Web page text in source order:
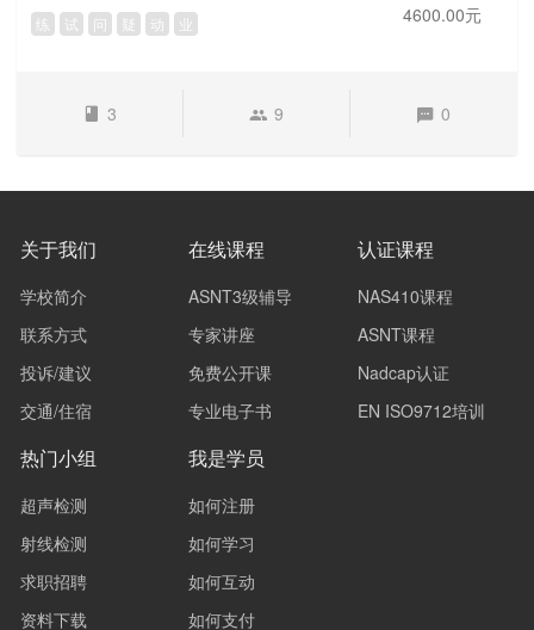
练 试 问 疑 动 业 4600.00元
3 9 0
关于我们
学校简介
联系方式
投诉/建议
交通/住宿
在线课程
ASNT3级辅导
专家讲座
免费公开课
专业电子书
认证课程
NAS410课程
ASNT课程
Nadcap认证
EN ISO9712培训
热门小组
超声检测
射线检测
求职招聘
资料下载
我是学员
如何注册
如何学习
如何互动
如何支付